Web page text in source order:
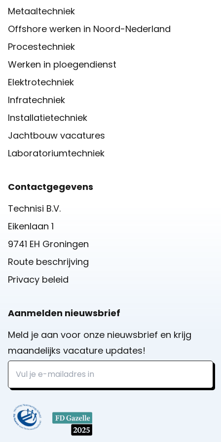
Metaaltechniek
Offshore werken in Noord-Nederland
Procestechniek
Werken in ploegendienst
Elektrotechniek
Infratechniek
Installatietechniek
Jachtbouw vacatures
Laboratoriumtechniek
Contactgegevens
Technisi B.V.
Eikenlaan 1
9741 EH Groningen
Route beschrijving
Privacy beleid
Aanmelden nieuwsbrief
Meld je aan voor onze nieuwsbrief en krijg
maandelijks vacature updates!